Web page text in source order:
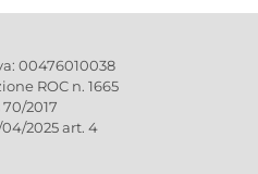
00476010038
ROC n. 1665
2017
2025 art. 4